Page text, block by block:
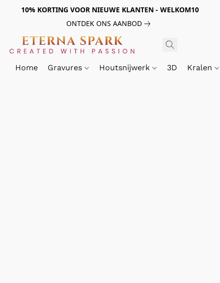
10% KORTING VOOR NIEUWE KLANTEN - WELKOM10
ONTDEK ONS AANBOD
Home Gravures Houtsnijwerk 3D Kralen